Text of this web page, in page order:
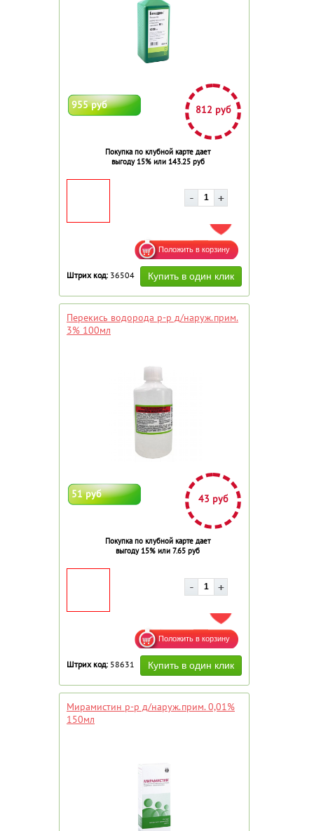
955 руб 812 руб
Покупка по клубной карте дает
выгоду 15% или 143.25 руб
ДОБАВИТЬ В ИЗБРАННОЕ
Штрих код: 36504
Перекись водорода р-р д/наруж.прим.
3% 100мл
51 руб 43 руб
Покупка по клубной карте дает
выгоду 15% или 7.65 руб
ДОБАВИТЬ В ИЗБРАННОЕ
Штрих код: 58631
Мирамистин р-р д/наруж.прим. 0,01%
150мл